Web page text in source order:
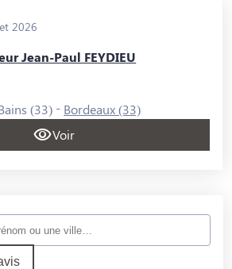
2026
Jean-Paul FEYDIEU
(33) - Bordeaux (33)
Voir